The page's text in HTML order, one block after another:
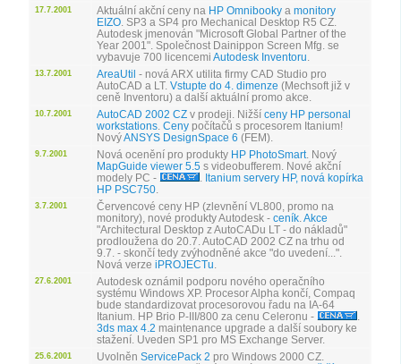
17.7.2001 Aktuální akční ceny na HP Omnibooky a monitory
EIZO . SP3 a SP4 pro Mechanical Desktop R5 CZ.
Autodesk jmenován "Microsoft Global Partner of the
Year 2001". Společnost Dainippon Screen Mfg. se
vybavuje 700 licencemi Autodesk Inventoru
13.7.2001 AreaUtil - nová ARX utilita firmy CAD Studio pro
AutoCAD a LT. Vstupte do 4. dimenze (Mechsoft již v
ceně Inventoru) a další aktuální promo akce.
10.7.2001 AutoCAD 2002 CZ v prodeji. Nižší ceny HP personal
workstations Ceny počítačů s procesorem Itanium!
NovýANSYS DesignSpace 6 (FEM).
9.7.2001 Nová ocenění pro produkty HP PhotoSmart. Nový
MapGuide viewer 5.5 s videobufferem. Nové akční
modely PC -
Itanium servery HP, nová kopírka
HP PSC750
3.7.2001
Červencové ceny HP (zlevnění VL800, promo na
monitory), nové produkty Autodesk - ceník Akce
"Architectural Desktop z AutoCADu LT - do nákladů"
prodloužena do 20.7. AutoCAD 2002 CZ na trhu od
9.7. - skončí tedy zvýhodněné akce "do uvedení...".
Nová verze iPROJECTu
27.6.2001
Autodesk oznámil podporu nového operačního
systému Windows XP. Procesor Alpha končí, Compaq
bude standardizovat procesorovou řadu na IA-64
Itanium. HP Brio P-III/800 za cenu Celeronu -
3ds max 4.2 maintenance upgrade a další soubory ke
stažení. Uveden SP1 pro MS Exchange Server.
25.6.2001 Uvolněn ServicePack 2 pro Windows 2000 CZ.